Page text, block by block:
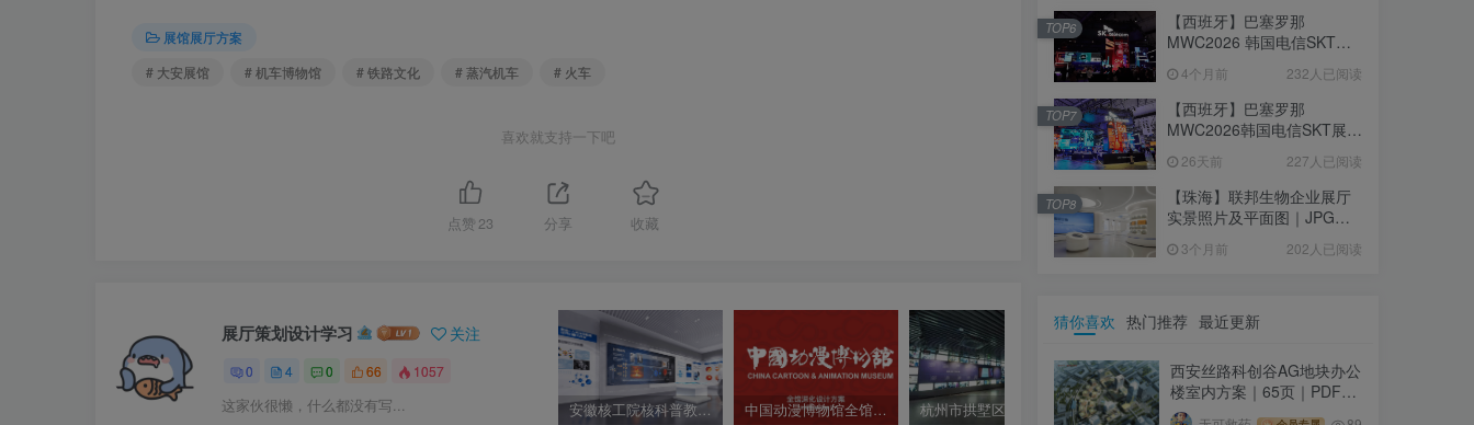
展馆展厅方案
# 大安展馆
# 机车博物馆 # 铁路文化 # 蒸汽机车 # 火车
喜欢就支持一下吧
点赞 23 分享 收藏
展厅策划设计学习 关注
0 4 0 66 1057
这家伙很懒，什么都没有写... 安徽核工院核科普教育基地设计效果图｜38 张｜PNG｜36.61M 中国动漫博物馆全馆深化设计方案｜PDF｜916页｜129.13M 杭州市拱墅区公职人员警示教育基地｜26张｜JPG｜4.25M
【西班牙】巴塞罗那
MWC2026 韩国电信SKT展
105.67M
4个月前 232人已阅读
TOP6
【西班牙】巴塞罗那
MWC2026韩国电信SKT展台
个｜16.51M
26天前 227人已阅读
TOP7
【珠海】联邦生物企业展厅
实景照片及平面图｜JPG｜
3个月前 202人已阅读
TOP8
猜你喜欢 热门推荐 最近更新
西安丝路科创谷AG地块办公
楼室内方案｜65页｜PDF｜
39.75M